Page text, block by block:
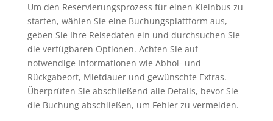
Um den Reservierungsprozess für einen Kleinbus zu
starten, wählen Sie eine Buchungsplattform aus,
geben Sie Ihre Reisedaten ein und durchsuchen Sie
die verfügbaren Optionen. Achten Sie auf
notwendige Informationen wie Abhol- und
Rückgabeort, Mietdauer und gewünschte Extras.
Überprüfen Sie abschließend alle Details, bevor Sie
die Buchung abschließen, um Fehler zu vermeiden.